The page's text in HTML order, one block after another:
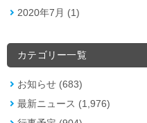
2020年7月 (1)
カテゴリー一覧
お知らせ (683)
最新ニュース (1,976)